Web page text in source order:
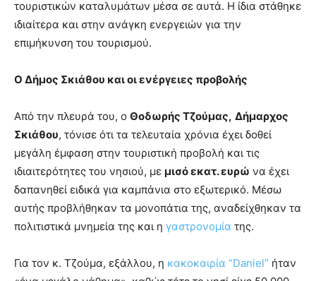
τουριστικών καταλυμάτων μέσα σε αυτά. Η ίδια στάθηκε
ιδιαίτερα και στην ανάγκη ενεργειών για την
επιμήκυνση του τουρισμού.
Ο Δήμος Σκιάθου και οι ενέργειες προβολής
Από την πλευρά του, ο Θοδωρής Τζούμας, Δήμαρχος
Σκιάθου, τόνισε ότι τα τελευταία χρόνια έχει δοθεί
μεγάλη έμφαση στην τουριστική προβολή και τις
ιδιαιτερότητες του νησιού, με μισό εκατ. ευρώ να έχει
δαπανηθεί ειδικά για καμπάνια στο εξωτερικό. Μέσω
αυτής προβλήθηκαν τα μονοπάτια της, αναδείχθηκαν τα
πολιτιστικά μνημεία της και η γαστρονομία της.
Για τον κ. Τζούμα, εξάλλου, η κακοκαιρία “Daniel” ήταν